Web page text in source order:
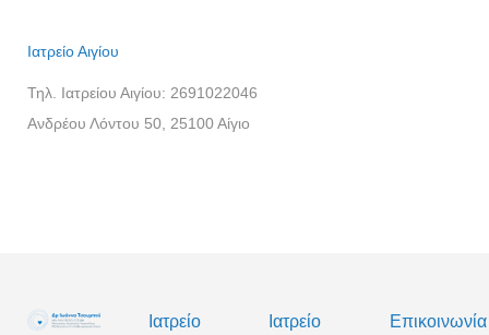
Ιατρείο Αιγίου
Τηλ. Ιατρείου Αιγίου: 2691022046
Ανδρέου Λόντου 50, 25100 Αίγιο
Ιατρείο Ιατρείο Επικοινωνία